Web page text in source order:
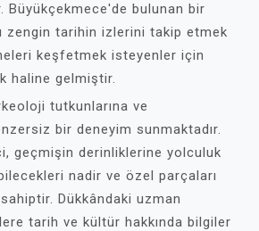
Büyükçekmece'de bulunan bir
zengin tarihin izlerini takip etmek
keşfetmek isteyenler için
haline gelmiştir.
tutkunlarına ve
bir deneyim sunmaktadır.
geçmişin derinliklerine yolculuk
nadir ve özel parçaları
Dükkândaki uzman
tarih ve kültür hakkında bilgiler